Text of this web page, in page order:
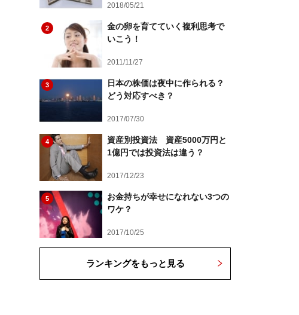
2018/05/21
2
金の卵を育てていく複利思考で
いこう！
2011/11/27
3
日本の株価は夜中に作られる？
どう対応すべき？
2017/07/30
4
資産別投資法 資産5000万円と
1億円では投資法は違う？
2017/12/23
5
お金持ちが幸せになれない3つの
ワケ？
2017/10/25
ランキングをもっと見る